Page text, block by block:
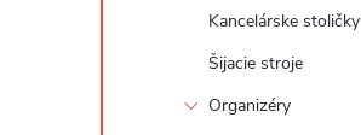
Kancelárske stoličky
Šijacie stroje
Organizéry